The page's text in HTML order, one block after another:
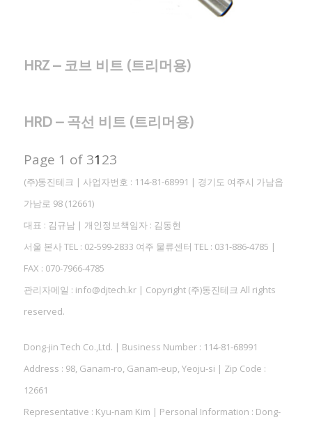
HRZ – 코브 비트 (트리머용)
HRD – 곡선 비트 (트리머용)
Page 1 of 3123
(주)동진테크 | 사업자번호 : 114-81-68991 | 경기도 여주시 가남읍
가남로 98 (12661)
대표 : 김규남 | 개인정보책임자 : 김동현
서울 본사 TEL : 02-599-2833 여주 물류센터 TEL : 031-886-4785 |
FAX : 070-7966-4785
관리자메일 : info@djtech.kr | Copyright (주)동진테크 All rights
reserved.
Dong-jin Tech Co.,Ltd. | Business Number : 114-81-68991
Address : 98, Ganam-ro, Ganam-eup, Yeoju-si | Zip Code :
12661
Representative : Kyu-nam Kim | Personal Information : Dong-